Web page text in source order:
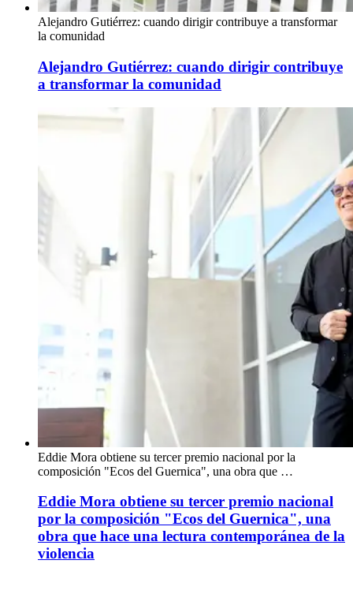
Alejandro Gutiérrez: cuando dirigir contribuye a transformar
la comunidad
Alejandro Gutiérrez: cuando dirigir contribuye
a transformar la comunidad
Eddie Mora obtiene su tercer premio nacional por la
composición "Ecos del Guernica", una obra que …
Eddie Mora obtiene su tercer premio nacional
por la composición "Ecos del Guernica", una
obra que hace una lectura contemporánea de la
violencia